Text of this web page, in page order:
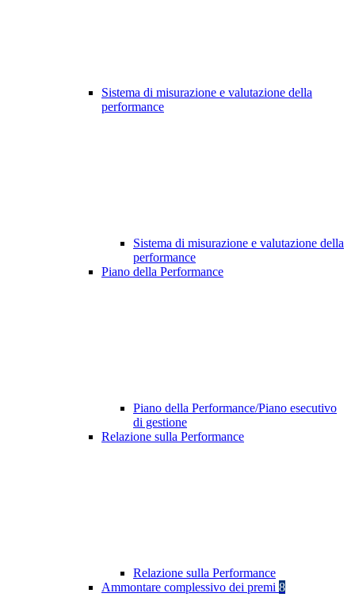
Sistema di misurazione e valutazione della
performance
Sistema di misurazione e valutazione della
performance
Piano della Performance
Piano della Performance/Piano esecutivo
di gestione
Relazione sulla Performance
Relazione sulla Performance
Ammontare complessivo dei premi 8